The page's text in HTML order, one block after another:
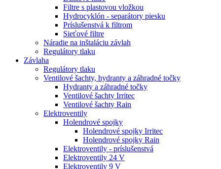
Filtre s plastovou vložkou
Hydrocyklón - separátory piesku
Príslušenstvá k filtrom
Sieťové filtre
Náradie na inštaláciu závlah
Regulátory tlaku
Závlaha
Regulátory tlaku
Ventilové šachty, hydranty a záhradné točky
Hydranty a záhradné točky
Ventilové šachty Irritec
Ventilové šachty Rain
Elektroventily
Holendrové spojky
Holendrové spojky Irritec
Holendrové spojky Rain
Elektroventily - príslušenstvá
Elektroventily 24 V
Elektroventily 9 V